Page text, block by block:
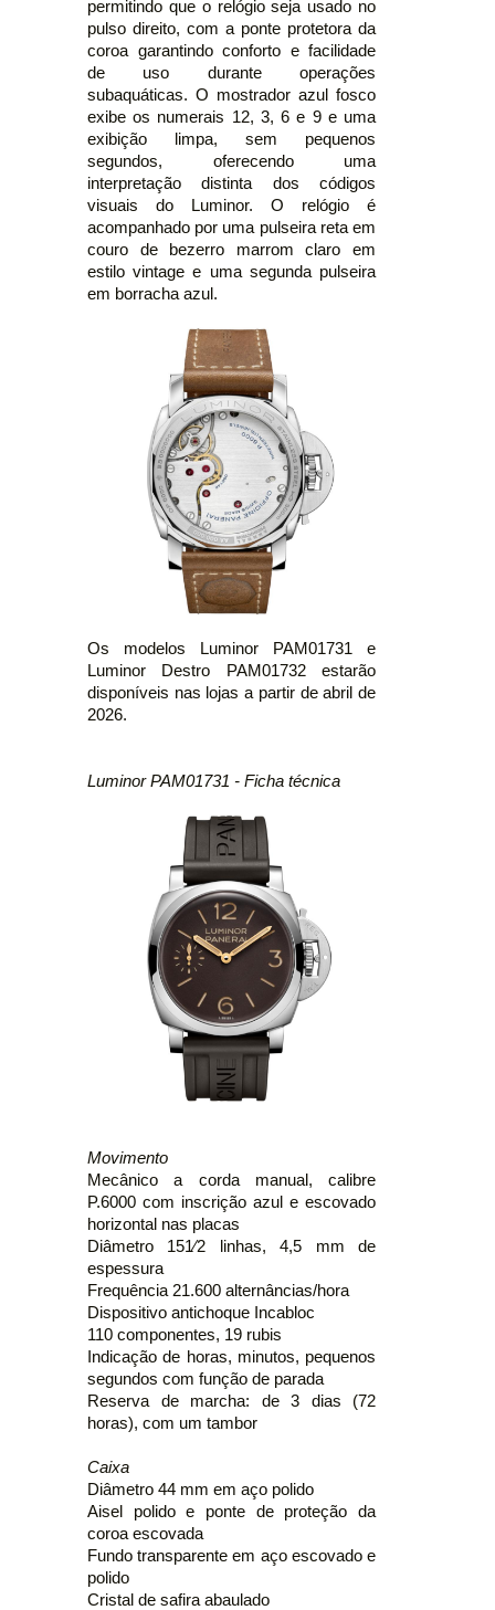
permitindo que o relógio seja usado no
pulso direito, com a ponte protetora da
coroa garantindo conforto e facilidade
de uso durante operações
subaquáticas. O mostrador azul fosco
exibe os numerais 12, 3, 6 e 9 e uma
exibição limpa, sem pequenos
segundos, oferecendo uma
interpretação distinta dos códigos
visuais do Luminor. O relógio é
acompanhado por uma pulseira reta em
couro de bezerro marrom claro em
estilo vintage e uma segunda pulseira
em borracha azul.
Os modelos Luminor PAM01731 e
Luminor Destro PAM01732 estarão
disponíveis nas lojas a partir de abril de
2026.
Luminor PAM01731 - Ficha técnica
Movimento
Mecânico a corda manual, calibre
P.6000 com inscrição azul e escovado
horizontal nas placas
Diâmetro 151⁄2 linhas, 4,5 mm de
espessura
Frequência 21.600 alternâncias/hora
Dispositivo antichoque Incabloc
110 componentes, 19 rubis
Indicação de horas, minutos, pequenos
segundos com função de parada
Reserva de marcha: de 3 dias (72
horas), com um tambor
Caixa
Diâmetro 44 mm em aço polido
Aisel polido e ponte de proteção da
coroa escovada
Fundo transparente em aço escovado e
polido
Cristal de safira abaulado